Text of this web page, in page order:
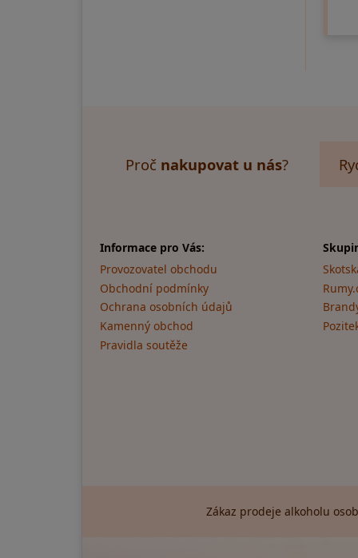
Proč nakupovat u nás?
Informace pro Vás:
Provozovatel obchodu
Obchodní podmínky
Ochrana osobních údajů
Kamenný obchod
Pravidla soutěže
Zákaz prodeje alkoholu